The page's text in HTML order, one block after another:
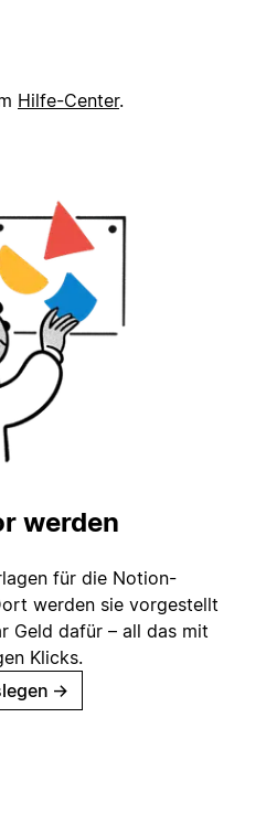
Hilfe-Center.
werden
für die Notion-
werden sie vorgestellt
Geld dafür – all das mit
Klicks.
→